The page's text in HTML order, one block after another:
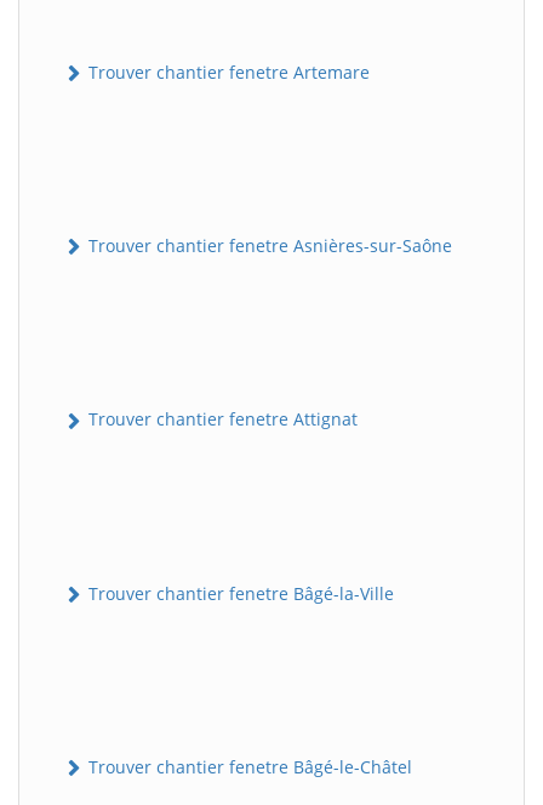
Trouver chantier fenetre Artemare
Trouver chantier fenetre Asnières-sur-Saône
Trouver chantier fenetre Attignat
Trouver chantier fenetre Bâgé-la-Ville
Trouver chantier fenetre Bâgé-le-Châtel